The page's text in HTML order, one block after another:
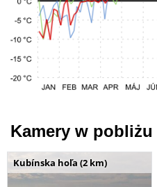
Kamery w pobliżu
Kubínska hoľa (2 km)